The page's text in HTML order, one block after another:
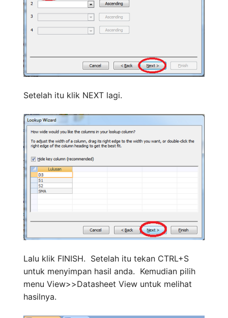
Setelah itu klik NEXT lagi.
Lalu klik FINISH. Setelah itu tekan CTRL+S
untuk menyimpan hasil anda. Kemudian pilih
menu View>>Datasheet View untuk melihat
hasilnya.